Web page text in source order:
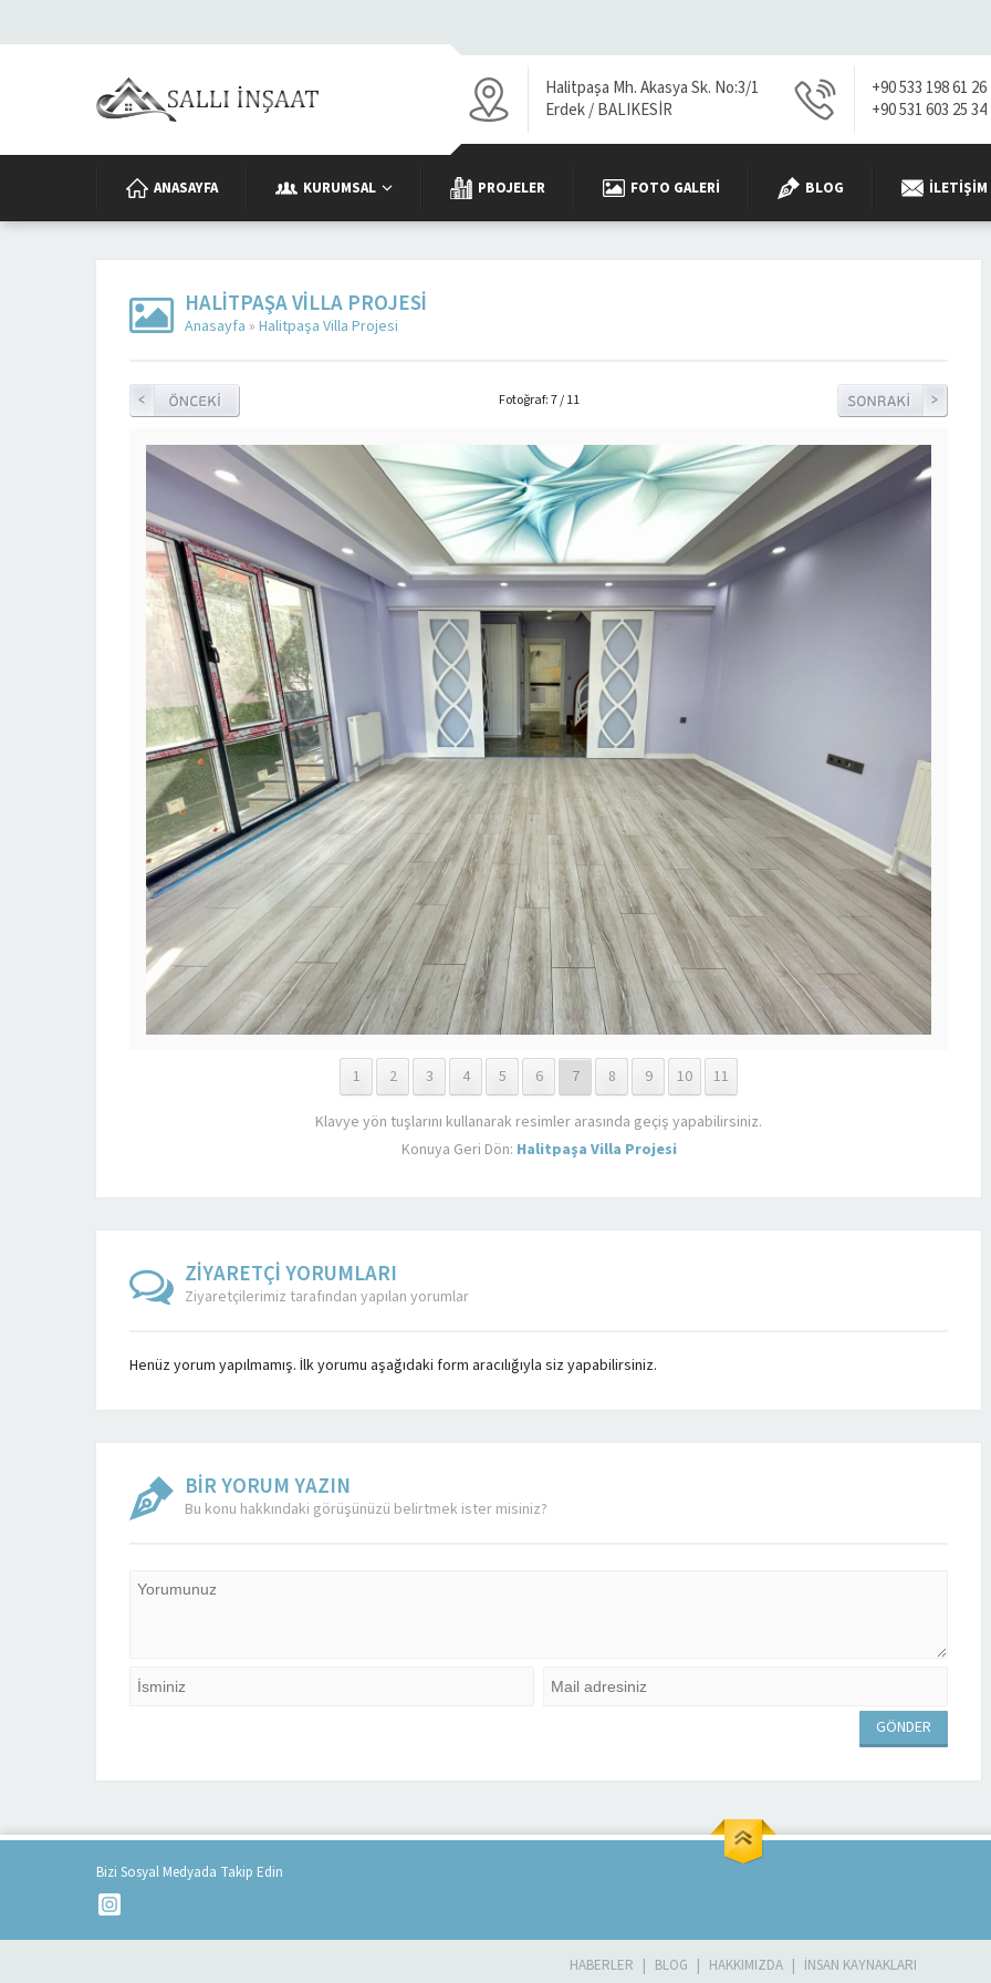
Halitpaşa Mh. Akasya Sk. No:3/1
Erdek / BALIKESİR
+90 533 198 61 26
+90 531 603 25 34
ANASAYFA KURUMSAL PROJELER FOTO GALERI BLOG İLETIŞIM
HALITPAŞA VILLA PROJESI
Anasayfa » Halitpaşa Villa Projesi
Fotoğraf: 7 / 11
1 2 3 4 5 6 7 8 9 10 11
Klavye yön tuşlarını kullanarak resimler arasında geçiş yapabilirsiniz.
Konuya Geri Dön: Halitpaşa Villa Projesi
ZİYARETÇİ YORUMLARI
Ziyaretçilerimiz tarafından yapılan yorumlar
Henüz yorum yapılmamış. İlk yorumu aşağıdaki form aracılığıyla siz yapabilirsiniz.
BİR YORUM YAZIN
Bu konu hakkındaki görüşünüzü belirtmek ister misiniz?
Bizi Sosyal Medyada Takip Edin
HABERLER BLOG HAKKIMIZDA İNSAN KAYNAKLARI